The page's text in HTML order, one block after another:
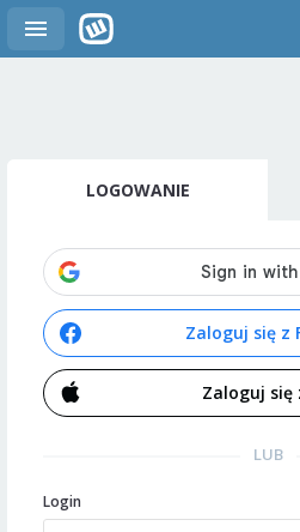
LOGOWANIE
Zaloguj się z
Zaloguj się
LUB
Login